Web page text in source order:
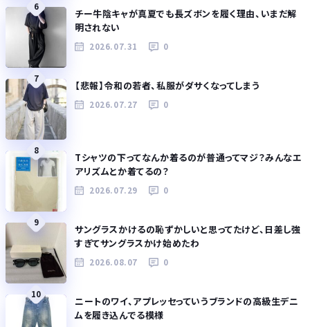
6
チー牛陰キャが真夏でも長ズボンを履く理由、いまだ解
明されない
2026.07.31 0
7
【悲報】令和の若者、私服がダサくなってしまう
2026.07.27 0
8
Tシャツの下ってなんか着るのが普通ってマジ？みんなエ
アリズムとか着てるの？
2026.07.29 0
9
サングラスかけるの恥ずかしいと思ってたけど、日差し強
すぎてサングラスかけ始めたわ
2026.08.07 0
10
ニートのワイ、アプレッセっていうブランドの高級生デニ
ムを履き込んでる模様